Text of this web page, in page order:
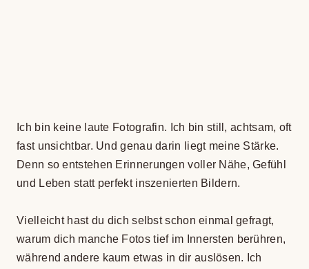
Ich bin keine laute Foto­gra­fin. Ich bin still, acht­sam, oft
fast unsicht­bar. Und genau darin liegt meine Stärke.
Denn so ent­ste­hen Erin­ne­run­gen vol­ler Nähe, Gefühl
und Leben statt per­fekt insze­nier­ten Bil­dern.
Viel­leicht hast du dich selbst schon ein­mal gefragt,
warum dich man­che Fotos tief im Inners­ten berüh­ren,
wäh­rend andere kaum etwas in dir aus­lö­sen. Ich